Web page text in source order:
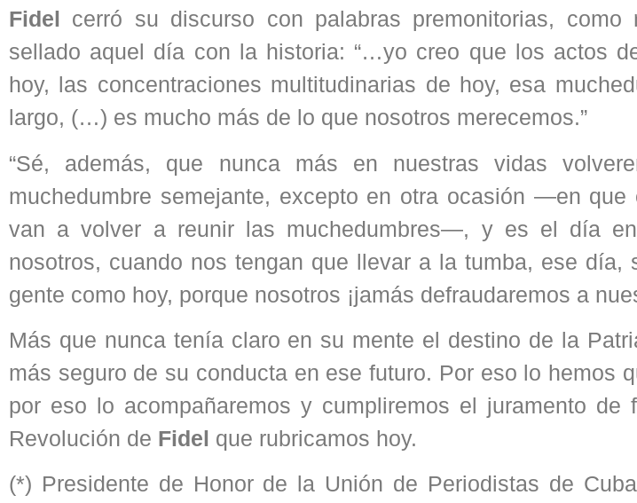
Fidel cerró su discurso con palabras premonitorias, como
sellado aquel día con la historia: “…yo creo que los actos
hoy, las concentraciones multitudinarias de hoy, esa
largo, (…) es mucho más de lo que nosotros merecemos.”
“Sé, además, que nunca más en nuestras vidas
muchedumbre semejante, excepto en otra ocasión —en
van a volver a reunir las muchedumbres—, y es el día
nosotros, cuando nos tengan que llevar a la tumba, ese día,
gente como hoy, porque nosotros ¡jamás defraudaremos a
Más que nunca tenía claro en su mente el destino de la
más seguro de su conducta en ese futuro. Por eso lo hemos
por eso lo acompañaremos y cumpliremos el juramento de
Revolución de Fidel que rubricamos hoy.
(*) Presidente de Honor de la Unión de Periodistas de